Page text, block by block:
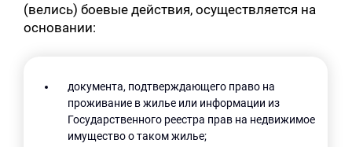
(велись) боевые действия, осуществляется на
основании:
документа, подтверждающего право на
проживание в жилье или информации из
Государственного реестра прав на недвижимое
имущество о таком жилье;